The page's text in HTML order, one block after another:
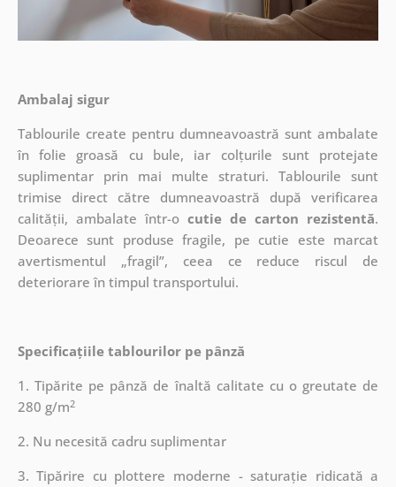
Ambalaj sigur
Tablourile create pentru dumneavoastră sunt ambalate
în folie groasă cu bule, iar colțurile sunt protejate
suplimentar prin mai multe straturi.Tablourile sunt
trimise direct către dumneavoastră după verificarea
calității, ambalate într-o cutie de carton rezistentă.
Deoarece sunt produse fragile, pe cutie este marcat
avertismentul „fragil”, ceea ce reduce riscul de
deteriorare în timpul transportului.
Specificațiile tablourilor pe pânză
1. Tipărite pe pânză de înaltă calitate cu o greutate de
280 g/m2
2. Nu necesită cadru suplimentar
3. Tipărire cu plottere moderne - saturație ridicată a